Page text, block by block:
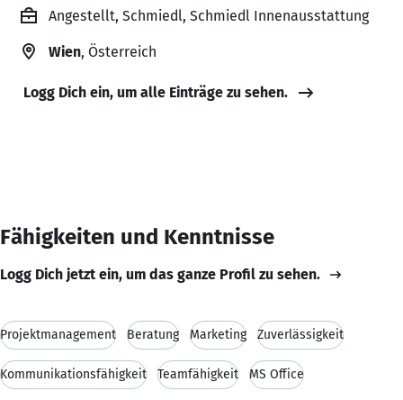
Angestellt, Schmiedl, Schmiedl Innenausstattung
Wien, Österreich
Logg Dich ein, um alle Einträge zu sehen.
Fähigkeiten und Kenntnisse
Logg Dich jetzt ein, um das ganze Profil zu sehen.
Projektmanagement Beratung Marketing Zuverlässigkeit
Kommunikationsfähigkeit Teamfähigkeit MS Office